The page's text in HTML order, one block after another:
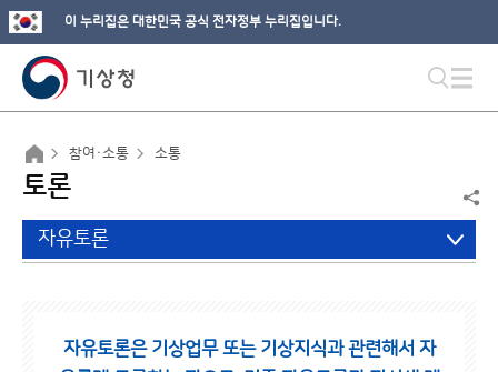
이 누리집은 대한민국 공식 전자정부 누리집입니다.
참여·소통 소통
토론
자유토론
자유토론은 기상업무 또는 기상지식과 관련해서 자